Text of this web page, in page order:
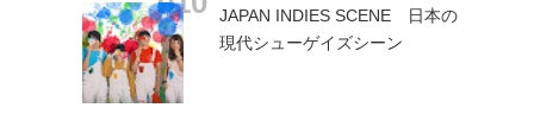
JAPAN INDIES SCENE 日本の
現代シューゲイズシーン